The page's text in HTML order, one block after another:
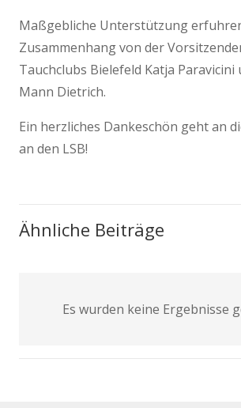
Maßgebliche Unterstützung
Zusammenhang von der
Tauchclubs Bielefeld Katja Paravicini
Mann Dietrich.
Ein herzliches Dankeschön geht an
an den LSB!
Ähnliche Beiträge
Es wurden keine Ergebnisse